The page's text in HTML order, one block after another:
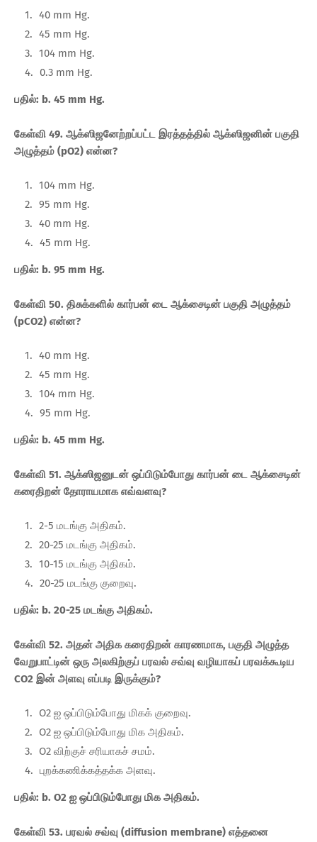
40 mm Hg.
45 mm Hg.
104 mm Hg.
0.3 mm Hg.
பதில்: b. 45 mm Hg.
கேள்வி 49. ஆக்ஸிஜனேற்றப்பட்ட இரத்தத்தில் ஆக்ஸிஜனின் பகுதி
அழுத்தம் (pO2) என்ன?
104 mm Hg.
95 mm Hg.
40 mm Hg.
45 mm Hg.
பதில்: b. 95 mm Hg.
கேள்வி 50. திசுக்களில் கார்பன் டை ஆக்சைடின் பகுதி அழுத்தம்
(pCO2) என்ன?
40 mm Hg.
45 mm Hg.
104 mm Hg.
95 mm Hg.
பதில்: b. 45 mm Hg.
கேள்வி 51. ஆக்ஸிஜனுடன் ஒப்பிடும்போது கார்பன் டை ஆக்சைடின்
கரைதிறன் தோராயமாக எவ்வளவு?
2-5 மடங்கு அதிகம்.
20-25 மடங்கு அதிகம்.
10-15 மடங்கு அதிகம்.
20-25 மடங்கு குறைவு.
பதில்: b. 20-25 மடங்கு அதிகம்.
கேள்வி 52. அதன் அதிக கரைதிறன் காரணமாக, பகுதி அழுத்த
வேறுபாட்டின் ஒரு அலகிற்குப் பரவல் சவ்வு வழியாகப் பரவக்கூடிய
CO2 இன் அளவு எப்படி இருக்கும்?
O2 ஐ ஒப்பிடும்போது மிகக் குறைவு.
O2 ஐ ஒப்பிடும்போது மிக அதிகம்.
O2 விற்குச் சரியாகச் சமம்.
புறக்கணிக்கத்தக்க அளவு.
பதில்: b. O2 ஐ ஒப்பிடும்போது மிக அதிகம்.
கேள்வி 53. பரவல் சவ்வு (diffusion membrane) எத்தனை